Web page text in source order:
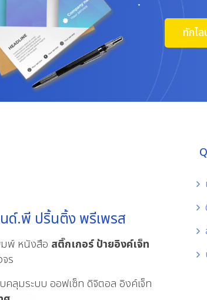
ทักไ
ด์.พี ปริ้นติ้ง พรีเพรส
พ์ หนังสือ สติ๊กเกอร์ ป้ายอิงค์เจ็ท
ร
ลุมระบบ ออฟเซ็ท ดิจิตอล อิงค์เจ็ท